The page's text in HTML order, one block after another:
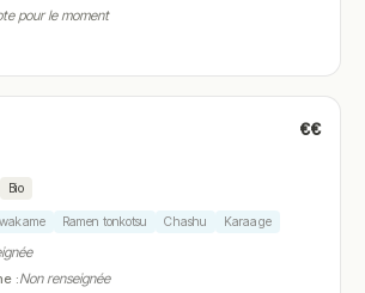
pour le moment
€€
Bio
Ramen tonkotsu Chashu Karaage
:Non renseignée